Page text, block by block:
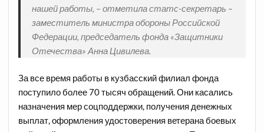
нашей работы, – отметила статс-секретарь –
заместитель министра обороны Российской
Федерации, председатель фонда «Защитники
Отечества» Анна Цивилева.
За все время работы в кузбасский филиал фонда
поступило более 70 тысяч обращений. Они касались
назначения мер соцподдержки, получения денежных
выплат, оформления удостоверения ветерана боевых